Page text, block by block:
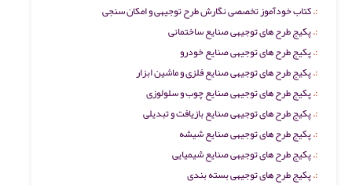
کتاب خودآموز تخصصی نگارش طرح توجیهی و امکان سنجی
پکیج طرح های توجیهی صنایع ساختمانی
پکیج طرح های توجیهی صنایع خودرو
پکیج طرح های توجیهی صنایع فلزی و ماشین ابزار
پکیج طرح های توجیهی صنایع چوب و سلولوزی
پکیج طرح های توجیهی صنایع بازیافت و تبدیلی
پکیج طرح های توجیهی صنایع شیشه
پکیج طرح های توجیهی صنایع شیمیایی
پکیج طرح های توجیهی بسته بندی